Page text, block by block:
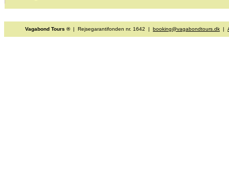
Vagabond Tours ®| Rejsegarantifonden nr. 1642 | booking@vagabondtours.dk |